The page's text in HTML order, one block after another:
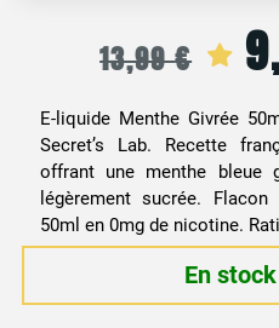
13,99€
Le
E-liquide Menthe Givrée
Secret’s Lab. Recette
offrant une menthe bleue
légèrement sucrée.
50ml en 0mg de nicotine.
En stock